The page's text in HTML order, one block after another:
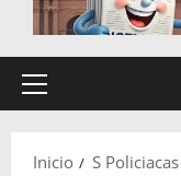
Menú
Inicio
S Policiacas